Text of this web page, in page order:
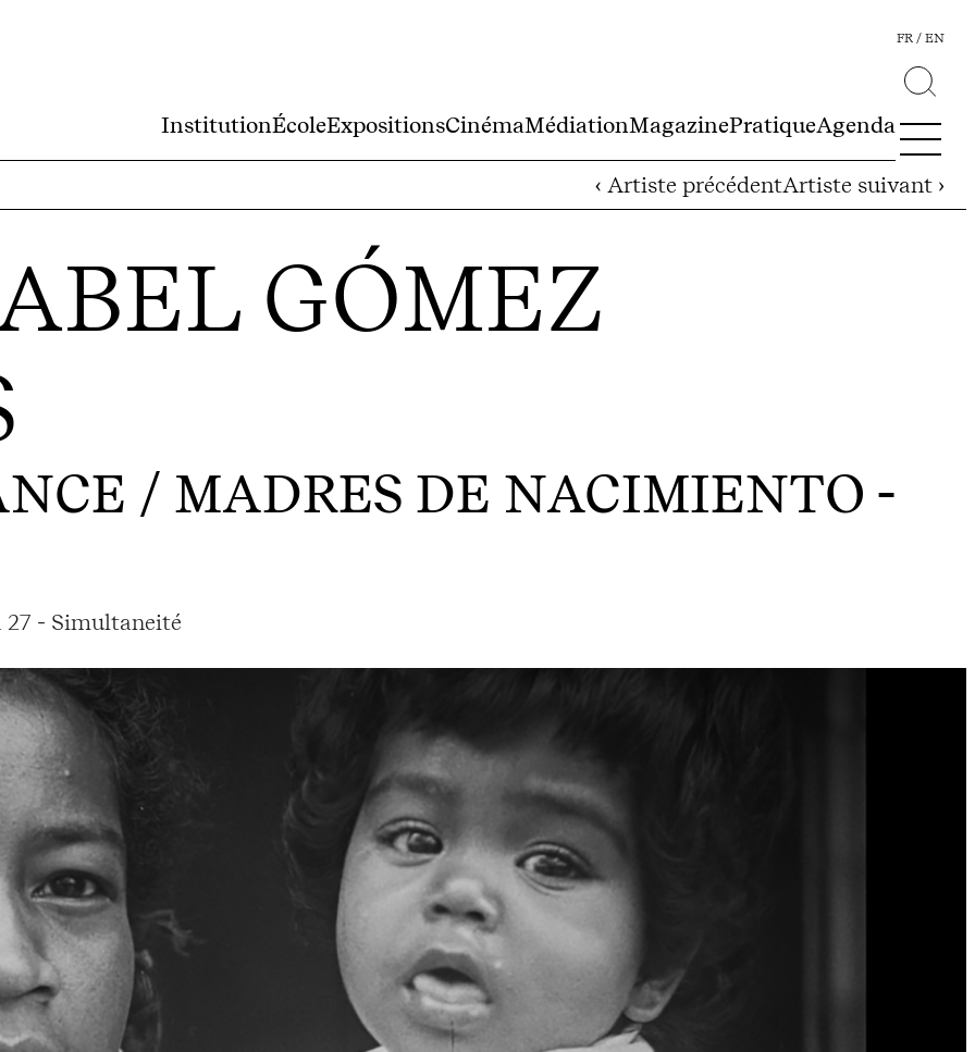
InstitutionÉcoleExpositionsCinémaMédiationMagazinePratiqueAgenda
FR EN
‹ Artiste précédentArtiste suivant ›
GÓMEZ
/ MADRES DE NACIMIENTO -
27 - Simultaneité